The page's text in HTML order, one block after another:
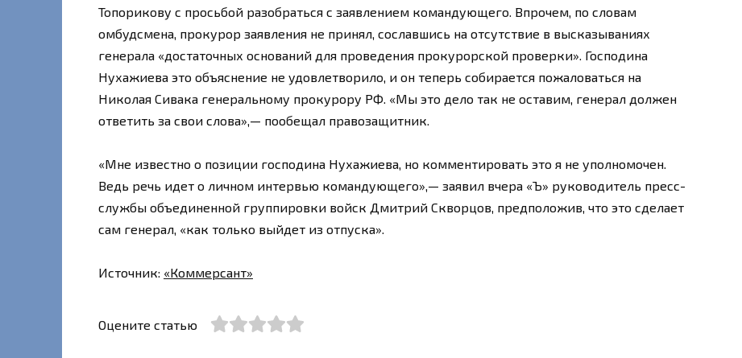
Топорикову с просьбой разобраться с заявлением командующего. Впрочем, по словам
омбудсмена, прокурор заявления не принял, сославшись на отсутствие в высказываниях
генерала «достаточных оснований для проведения прокурорской проверки». Господина
Нухажиева это объяснение не удовлетворило, и он теперь собирается пожаловаться на
Николая Сивака генеральному прокурору РФ. «Мы это дело так не оставим, генерал должен
ответить за свои слова»,— пообещал правозащитник.
«Мне известно о позиции господина Нухажиева, но комментировать это я не уполномочен.
Ведь речь идет о личном интервью командующего»,— заявил вчера «Ъ» руководитель пресс-
службы объединенной группировки войск Дмитрий Скворцов, предположив, что это сделает
сам генерал, «как только выйдет из отпуска».
Источник: «Коммерсант»
Оцените статью